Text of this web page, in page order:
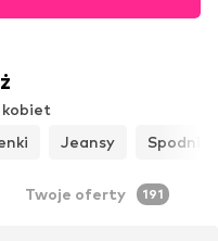
Jeansy Spodnie
Twoje oferty 191